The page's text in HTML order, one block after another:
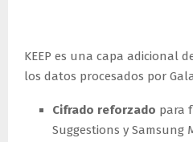
KEEP es una capa adicional
los datos procesados por
Cifrado reforzado para
Suggestions y Samsung